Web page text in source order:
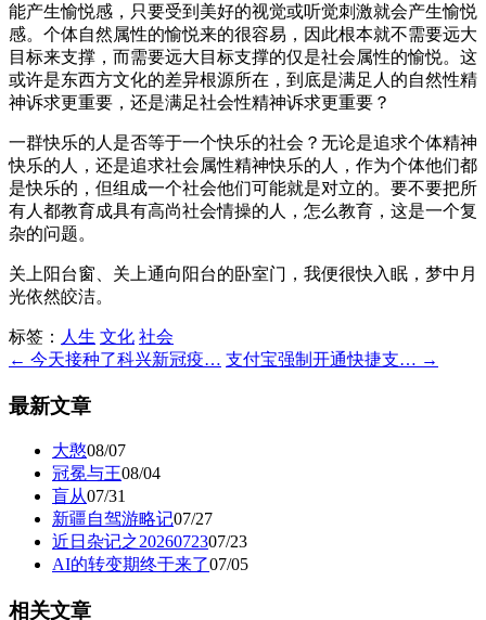
能产生愉悦感，只要受到美好的视觉或听觉刺激就会产生愉悦
感。个体自然属性的愉悦来的很容易，因此根本就不需要远大
目标来支撑，而需要远大目标支撑的仅是社会属性的愉悦。这
或许是东西方文化的差异根源所在，到底是满足人的自然性精
神诉求更重要，还是满足社会性精神诉求更重要？
一群快乐的人是否等于一个快乐的社会？无论是追求个体精神
快乐的人，还是追求社会属性精神快乐的人，作为个体他们都
是快乐的，但组成一个社会他们可能就是对立的。要不要把所
有人都教育成具有高尚社会情操的人，怎么教育，这是一个复
杂的问题。
关上阳台窗、关上通向阳台的卧室门，我便很快入眠，梦中月
光依然皎洁。
标签： 人生 文化 社会
← 今天接种了科兴新冠疫… 支付宝强制开通快捷支… →
最新文章
大憨08/07
冠冕与王08/04
盲从07/31
新疆自驾游略记07/27
近日杂记之2026072307/23
AI的转变期终于来了07/05
相关文章